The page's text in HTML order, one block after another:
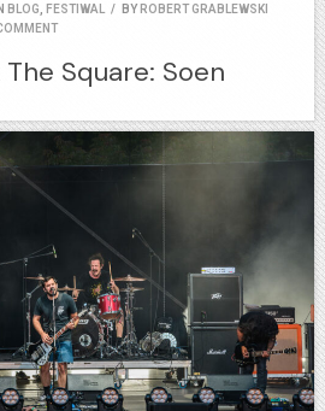
BLOG FESTIWAL / BY ROBERT GRABLEWSKI
The Square: Soen